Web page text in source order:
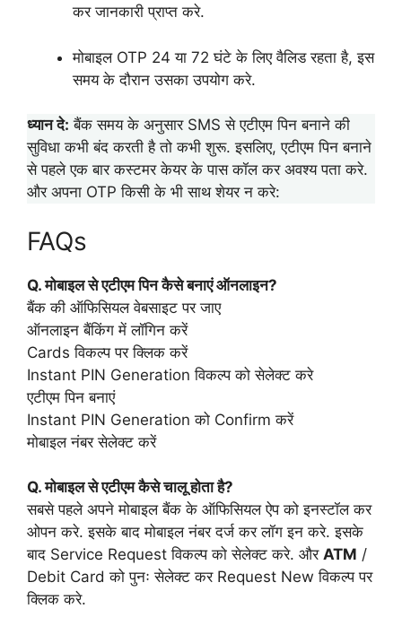
कर जानकारी प्राप्त करे.
मोबाइल OTP 24 या 72 घंटे के लिए वैलिड रहता है, इस
समय के दौरान उसका उपयोग करे.
ध्यान दे: बैंक समय के अनुसार SMS से एटीएम पिन बनाने की
सुविधा कभी बंद करती है तो कभी शुरू. इसलिए, एटीएम पिन बनाने
से पहले एक बार कस्टमर केयर के पास कॉल कर अवश्य पता करे.
और अपना OTP किसी के भी साथ शेयर न करे:
FAQs
Q. मोबाइल से एटीएम पिन कैसे बनाएं ऑनलाइन?
बैंक की ऑफिसियल वेबसाइट पर जाए
ऑनलाइन बैंकिंग में लॉगिन करें
Cards विकल्प पर क्लिक करें
Instant PIN Generation विकल्प को सेलेक्ट करे
एटीएम पिन बनाएं
Instant PIN Generation को Confirm करें
मोबाइल नंबर सेलेक्ट करें
Q. मोबाइल से एटीएम कैसे चालू होता है?
सबसे पहले अपने मोबाइल बैंक के ऑफिसियल ऐप को इनस्टॉल कर
ओपन करे. इसके बाद मोबाइल नंबर दर्ज कर लॉग इन करे. इसके
बाद Service Request विकल्प को सेलेक्ट करे. और ATM /
Debit Card को पुनः सेलेक्ट कर Request New विकल्प पर
क्लिक करे.